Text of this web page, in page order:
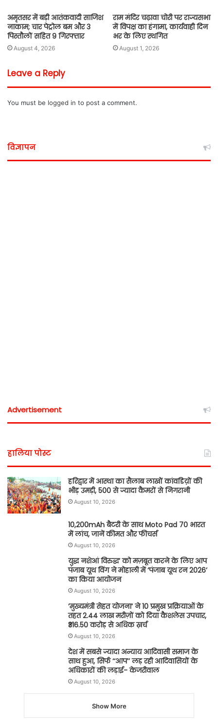
अमृतसर में बड़ी आतंकवादी साजिश
नाकाम; चार पेट्रोल बम और 3
पिस्तौलों सहित 9 गिरफ्तार
August 4, 2026
राम मंदिर चढ़ावा चोरी पर राज्यसभा
में विपक्ष का हंगामा, कार्यवाही दिन
भर के लिए स्थगित
August 1, 2026
Leave a Reply
You must be logged in to post a comment.
विज्ञापन
Advertisement
हालिया पोस्ट
हरिद्वार में आस्था का सैलाब लाखों कांवडिय़ों की
भीड़ उमड़ी, 500 से ज्यादा कैमरों से निगरानी
August 10, 2026
10,200mAh बैटरी के साथ Moto Pad 70 भारत
में लांच, जानें कीमत और फीचर्स
August 10, 2026
युद्ध नशेआं विरुद्ध’ को मज़बूत करने के लिए आप
पंजाब यूथ विंग ने मोहाली में ‘पंजाब यूथ रन 2026’
का किया आयोजन
August 10, 2026
’मुख्यमंत्री सेहत योजना’ ने 10 प्रमुख प्रक्रियाओं के
तहत 2.44 लाख मरीज़ों को दिया कैशलेस उपचार,
₹316.50 करोड़ से अधिक ख़र्च
August 10, 2026
देश में सबसे ज्यादा अन्याय आदिवासी समाज के
साथ हुआ, सिर्फ ‘‘आप’’ लड़ रही आदिवासियों के
अधिकारों की लड़ाई- केजरीवाल
August 10, 2026
Show More